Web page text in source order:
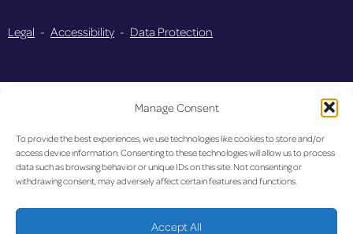
Manage Consent
To provide the best experiences, we use technologies like cookies to store and/or
access device information. Consenting to these technologies will allow us to process
data such as browsing behavior or unique IDs on this site. Not consenting or
withdrawing consent, may adversely affect certain features and functions.
Accept All
Legal - Accessibility - Data Protection